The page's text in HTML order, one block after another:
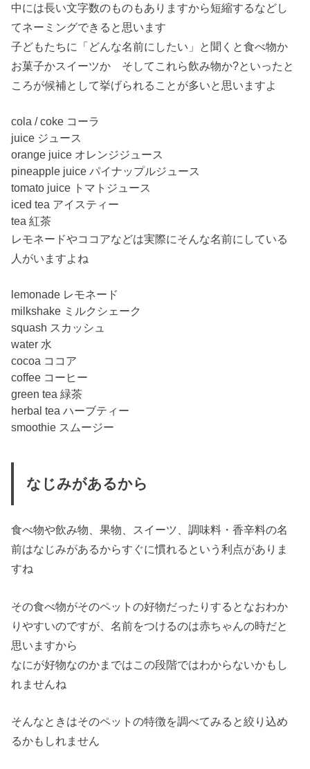
中には長い文字数のものもありますから短縮するなどし
てネーミングできると思います
子どもたちに「どんな名前にしたい」と聞くと食べ物か
お菓子かスイーツか そしてこれら飲み物か?といったと
ころが候補として挙げられることが多いと思いますよ
cola / coke コーラ
juice ジュース
orange juice オレンジジュース
pineapple juice パイナップルジュース
tomato juice トマトジュース
iced tea アイスティー
tea 紅茶
レモネードやココアなどは実際にそんな名前にしている
人がいますよね
lemonade レモネード
milkshake ミルクシェーク
squash スカッシュ
water 水
cocoa ココア
coffee コーヒー
green tea 緑茶
herbal tea ハーブティー
smoothie スムージー
なじみがあるから
食べ物や飲み物、果物、スイーツ、調味料・香辛料の名
前はなじみがあるからすぐに慣れるという利点がありま
すね
その食べ物がそのペットの好物だったりするとなおわか
りやすいのですが、名前をつけるのは赤ちゃんの時だと
思いますから
なにが好物なのかまではこの段階ではわからないかもし
れませんね
そんなときはそのペットの特徴を調べてみると絞り込め
るかもしれません